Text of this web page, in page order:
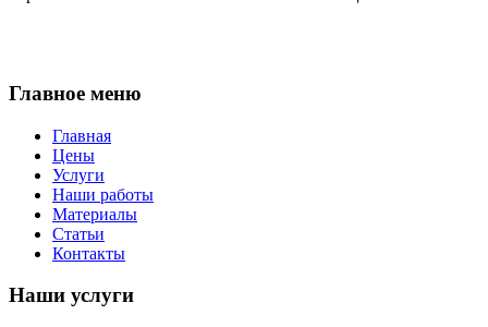
Главное меню
Главная
Цены
Услуги
Наши работы
Материалы
Статьи
Контакты
Наши услуги